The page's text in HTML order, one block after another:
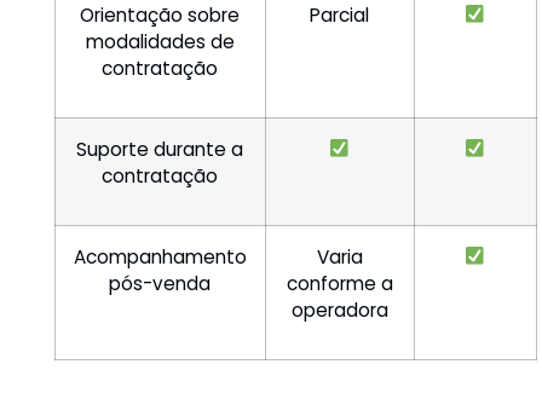
Orientação sobre
modalidades de
contratação
Parcial
Suporte durante a
contratação
Acompanhamento
pós-venda
Varia
conforme a
operadora